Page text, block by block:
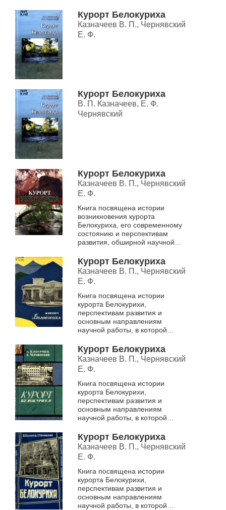
Курорт Белокуриха
Казначеев В. П., Чернявский
Е. Ф.
Курорт Белокуриха
В. П. Казначеев, Е. Ф.
Чернявский
Курорт Белокуриха
Казначеев В. П., Чернявский
Е. Ф.
Книга посвящена истории
возникновения курорта
Белокуриха, его современному
состоянию и перспективам
развития, обширной научной
врачи курорта. Большое
внимание уделяется хар...
Курорт Белокуриха
Казначеев В. П., Чернявский
Е. Ф.
Книга посвящена истории
курорта Белокурихи,
перспективам развития и
основным направлениям
научной работы, в которой
Большое внимание уделяется
характеристике радиоактивных
леч...
Курорт Белокуриха
Казначеев В. П., Чернявский
Е. Ф.
Книга посвящена истории
курорта Белокурихи,
перспективам развития и
основным направлениям
научной работы, в которой
Большое внимание уделяется
характеристике радиоактивных
леч...
Курорт Белокуриха
Казначеев В. П., Чернявский
Е. Ф.
Книга посвящена истории
курорта Белокурихи,
перспективам развития и
основным направлениям
научной работы, в которой